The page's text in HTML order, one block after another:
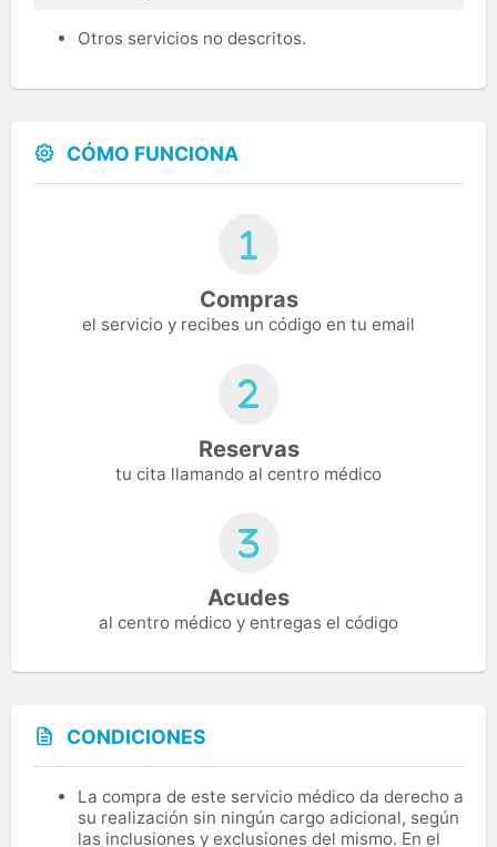
Otros servicios no descritos.
CÓMO FUNCIONA
Compras
el servicio y recibes un código en tu email
Reservas
tu cita llamando al centro médico
Acudes
al centro médico y entregas el código
CONDICIONES
La compra de este servicio médico da derecho a
su realización sin ningún cargo adicional, según
las inclusiones y exclusiones del mismo. En el